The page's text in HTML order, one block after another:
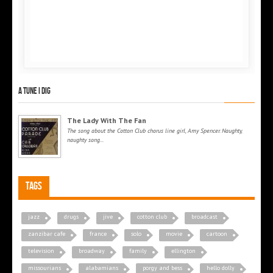
A tune I dig
The Lady With The Fan
The song about the Cotton Club chorus line girl, Amy Spencer. Naughty,
naughty song...
Tags
jazz drugs jive cotton club broadcast
zanzibar cafe france solo movie cartoon
television broadway family ellington
missourians alabamians porgy and bess hello dolly